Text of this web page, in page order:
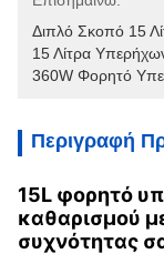
Διπλό Σκοπό 15
15 Λίτρα
360W Φορητό
Περιγραφή
15L φορητό
καθαρισμού
συχνότητας